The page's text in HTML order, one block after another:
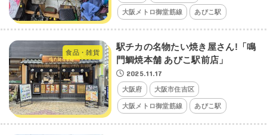
大阪メトロ御堂筋線 あびこ駅
食品・雑貨
駅チカの名物たい焼き屋さん!「鳴
門鯛焼本舗 あびこ駅前店」
2025.11.17
大阪府 大阪市住吉区
大阪メトロ御堂筋線 あびこ駅